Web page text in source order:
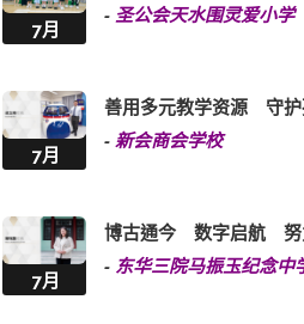
7月
- 圣公会天水围灵爱小学
7月
善用多元教学资源 守护
- 新会商会学校
7月
博古通今 数字启航
- 东华三院马振玉纪念中